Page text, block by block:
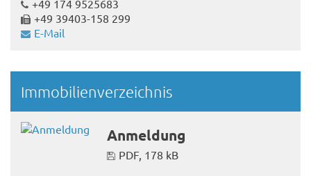
+49 174 9525683
+49 39403-158 299
E-Mail
Immobilienverzeichnis
Anmeldung
PDF, 178 kB